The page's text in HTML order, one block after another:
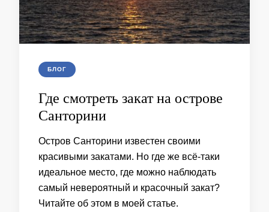
БЛОГ
Где смотреть закат на острове
Санторини
Остров Санторини известен своими
красивыми закатами. Но где же всё-таки
идеальное место, где можно наблюдать
самый невероятный и красочный закат?
Читайте об этом в моей статье.